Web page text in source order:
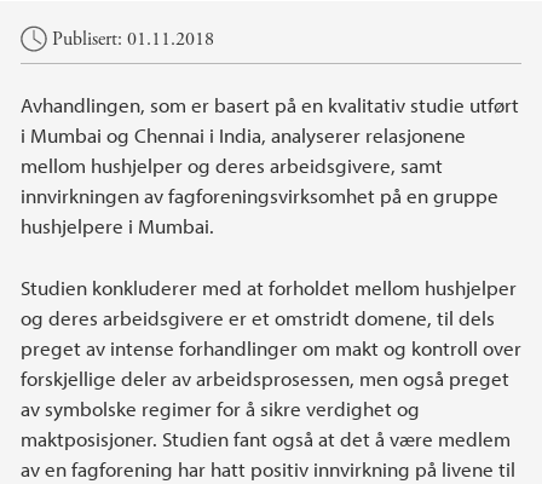
Hovedinnhold
Publisert: 01.11.2018
Avhandlingen, som er basert på en kvalitativ studie utført
i Mumbai og Chennai i India, analyserer relasjonene
mellom hushjelper og deres arbeidsgivere, samt
innvirkningen av fagforeningsvirksomhet på en gruppe
hushjelpere i Mumbai.
Studien konkluderer med at forholdet mellom hushjelper
og deres arbeidsgivere er et omstridt domene, til dels
preget av intense forhandlinger om makt og kontroll over
forskjellige deler av arbeidsprosessen, men også preget
av symbolske regimer for å sikre verdighet og
maktposisjoner. Studien fant også at det å være medlem
av en fagforening har hatt positiv innvirkning på livene til